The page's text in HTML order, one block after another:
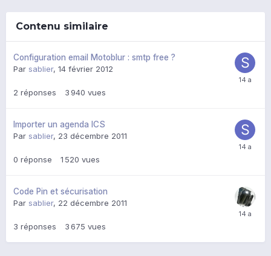
Contenu similaire
Configuration email Motoblur : smtp free ?
Par sablier, 14 février 2012
2 réponses 3 940 vues
Importer un agenda ICS
Par sablier, 23 décembre 2011
0 réponse 1 520 vues
Code Pin et sécurisation
Par sablier, 22 décembre 2011
3 réponses 3 675 vues